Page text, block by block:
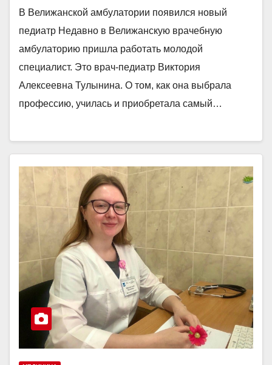
В Велижанской амбулатории появился новый
педиатр Недавно в Велижанскую врачебную
амбулаторию пришла работать молодой
специалист. Это врач-педиатр Виктория
Алексеевна Тулынина. О том, как она выбрала
профессию, училась и приобретала самый…